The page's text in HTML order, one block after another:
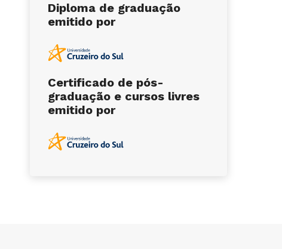
Diploma de graduação
emitido por
Certificado de pós-
graduação e cursos livres
emitido por